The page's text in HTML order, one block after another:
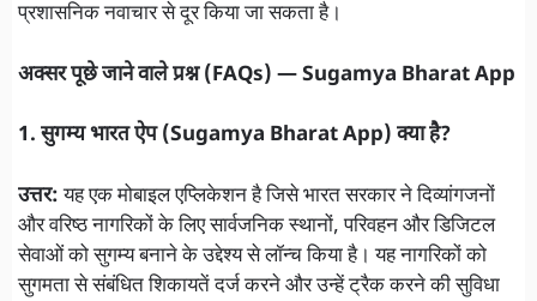
प्रशासनिक नवाचार से दूर किया जा सकता है।
अक्सर पूछे जाने वाले प्रश्न (FAQs) — Sugamya Bharat App
1. सुगम्य भारत ऐप (Sugamya Bharat App) क्या है?
उत्तर:यह एक मोबाइल एप्लिकेशन है जिसे भारत सरकार ने दिव्यांगजनों
और वरिष्ठ नागरिकों के लिए सार्वजनिक स्थानों, परिवहन और डिजिटल
सेवाओं को सुगम्य बनाने के उद्देश्य से लॉन्च किया है। यह नागरिकों को
सुगमता से संबंधित शिकायतें दर्ज करने और उन्हें ट्रैक करने की सुविधा